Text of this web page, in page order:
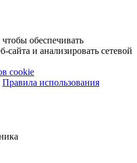
обеспечивать
и анализировать сетевой
cookie
Правила использования